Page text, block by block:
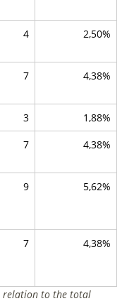
4 2,50%
7 4,38%
3
1,88%
7 4,38%
9 5,62%
7 4,38%
relation to the total